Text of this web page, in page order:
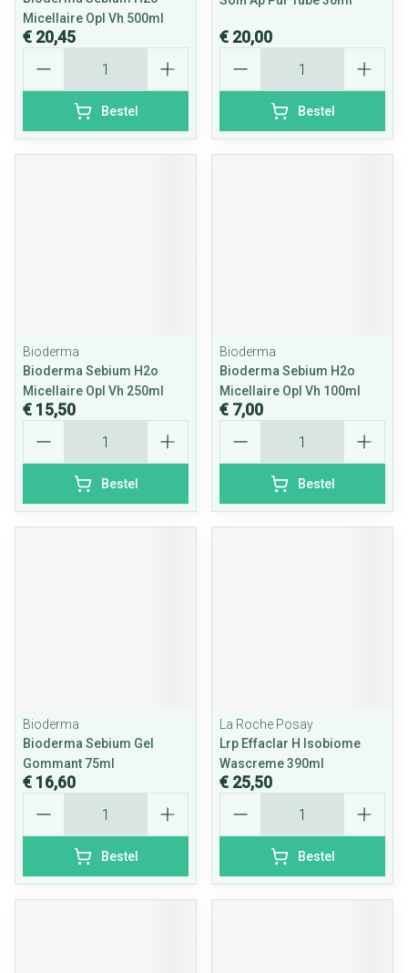
Micellaire Opl Vh 500ml
€ 20,45
Bestel
€ 20,00
Bestel
Bioderma
Bioderma Sebium H2o
Micellaire Opl Vh 250ml
€ 15,50
Bestel
Bioderma
Bioderma Sebium H2o
Micellaire Opl Vh 100ml
€ 7,00
Bestel
Bioderma
Bioderma Sebium Gel
Gommant 75ml
€ 16,60
Bestel
La Roche Posay
Lrp Effaclar H Isobiome
Wascreme 390ml
€ 25,50
Bestel